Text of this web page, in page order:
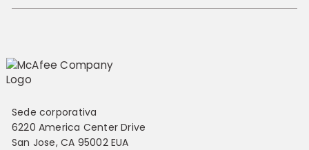
Sede corporativa
6220 America Center Drive
San Jose, CA 95002 EUA